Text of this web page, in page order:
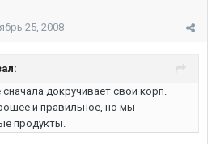
25, 2008
докручивает свои корп.
и правильное, но мы
продукты.